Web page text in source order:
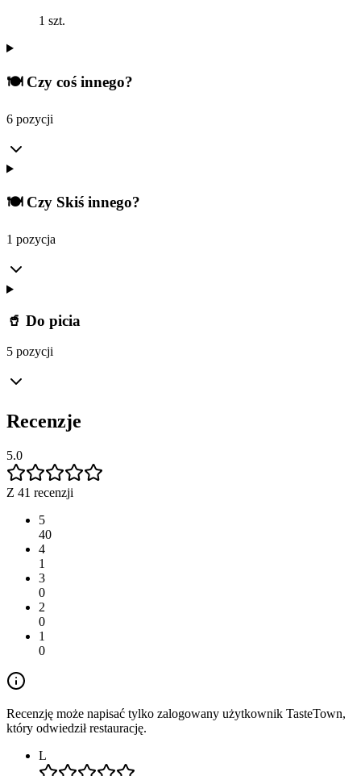
1 szt.
🍽️ Czy coś innego?
6 pozycji
🍽️ Czy Skiś innego?
1 pozycja
🥤 Do picia
5 pozycji
Recenzje
5.0
Z 41 recenzji
5
40
4
1
3
0
2
0
1
0
Recenzję może napisać tylko zalogowany użytkownik TasteTown,
który odwiedził restaurację.
L